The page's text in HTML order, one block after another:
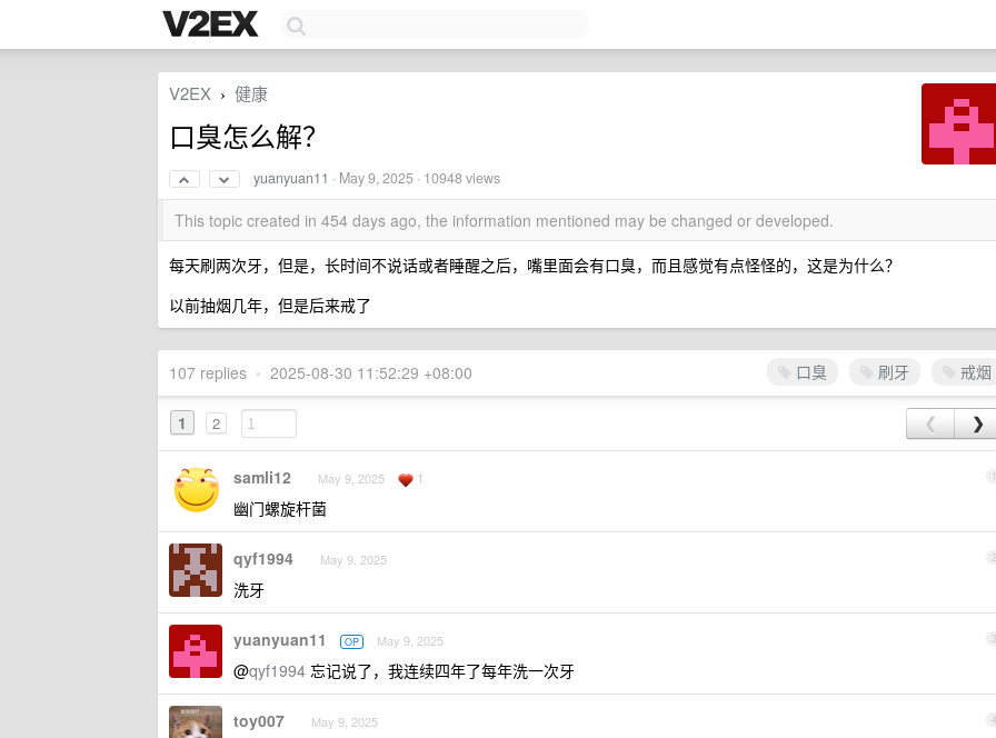
V2EX › 健康
口臭怎么解？
yuanyuan11 · May 9, 2025 · 10948 views
This topic created in 454 days ago, the information mentioned may be changed or developed.
每天刷两次牙，但是，长时间不说话或者睡醒之后，嘴里面会有口臭，而且感觉有点怪怪的，这是为什么？
以前抽烟几年，但是后来戒了
口臭 刷牙 戒烟
107 replies • 2025-08-30 11:52:29 +08:00
1 2 ❮ ❯
1
samli12 May 9, 2025 1
幽门螺旋杆菌
2
qyf1994 May 9, 2025
洗牙
3
yuanyuan11 OP May 9, 2025
@qyf1994 忘记说了，我连续四年了每年洗一次牙
4
toy007 May 9, 2025